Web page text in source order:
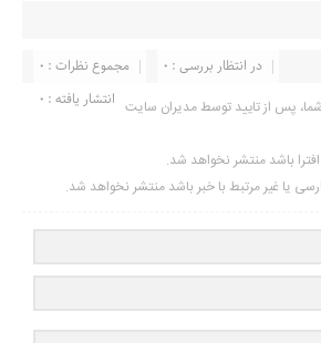
مجموع نظرات : 0
در انتظار بررسی : 0
انتشار یافته : 0 پس از تایید توسط مدیران سایت
باشد منتشر نخواهد شد.
یا غیر مرتبط با خبر باشد منتشر نخواهد شد.